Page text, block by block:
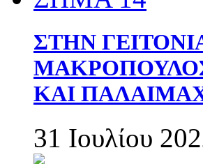
ΣΤΗΝ
ΚΑΙ
31 Ιουλίου